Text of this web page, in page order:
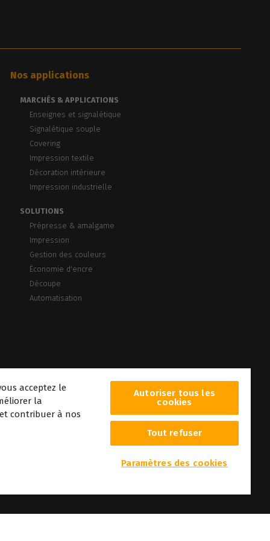
Nos applications
MARCHÉS & APPLICATIONS
Enseignes et signalétique
Signalétique souple
Covering
Impression textile
Décoration intérieure
Impression industrielle
SOLUTIONS
Prépresse & amalgame
Impression
Gestion des couleurs
Économie d'encre
Découpe
Automatisation
acceptez le
la
contribuer à nos
Autoriser tous les
cookies
Tout refuser
Paramètres des cookies